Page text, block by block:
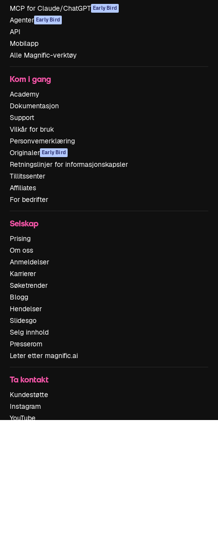
MCP for Claude/ChatGPT Early Bird
Agenter Early Bird
API
Mobilapp
Alle Magnific-verktøy
Kom i gang
Academy
Dokumentasjon
Support
Vilkår for bruk
Personvernerklæring
Originaler Early Bird
Retningslinjer for informasjonskapsler
Tillitssenter
Affiliates
For bedrifter
Selskap
Prising
Om oss
Anmeldelser
Karrierer
Søketrender
Blogg
Hendelser
Slidesgo
Selg innhold
Presserom
Leter etter magnific.ai
Ta kontakt
Kundestøtte
Instagram
YouTube